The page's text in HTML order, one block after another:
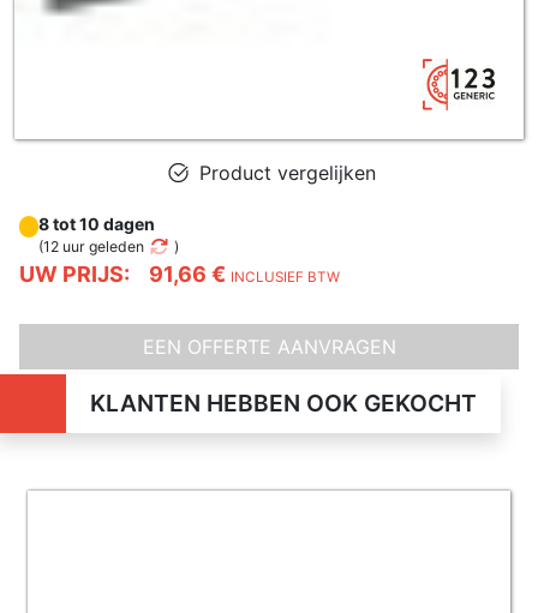
Product vergelijken
UW PRIJS: 91,66 € INCLUSIEF BTW
8 tot 10 dagen
(12 uur geleden )
EEN OFFERTE AANVRAGEN
KLANTEN HEBBEN OOK GEKOCHT